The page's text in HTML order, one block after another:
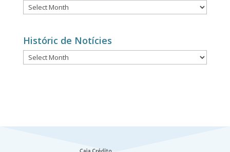
Histórico
de
Históric de Notícies
Históric
de